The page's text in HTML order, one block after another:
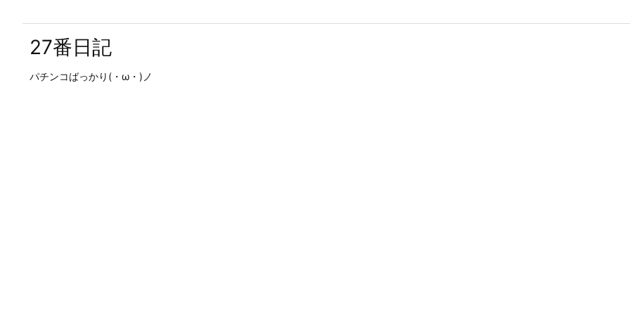
27番日記
パチンコばっかり(・ω・)ノ